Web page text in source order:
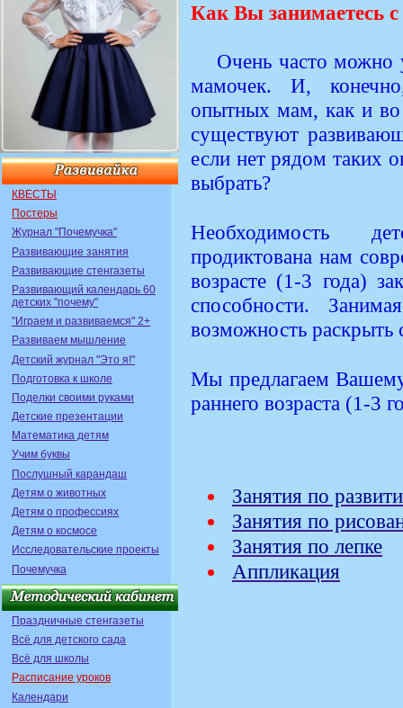
КВЕСТЫ
Постеры
Журнал "Почемучка"
Развивающие занятия
Развивающие стенгазеты
Развивающий календарь 60
детских "почему"
"Играем и развиваемся" 2+
Развиваем мышление
Детский журнал "Это я!"
Подготовка к школе
Поделки своими руками
Детские презентации
Математика детям
Учим буквы
Послушный карандаш
Детям о животных
Детям о профессиях
Детям о космосе
Исследовательские проекты
Почемучка
Праздничные стенгазеты
Всё для детского сада
Всё для школы
Расписание уроков
Календари
Как Вы занимаетесь
Очень часто можно
мамочек. И,
опытных мам, как и во
существуют
если нет рядом таких
выбрать?
Необходимость
продиктована нам
возрасте (1-3 года)
способности.
возможность раскрыть
Мы предлагаем
раннего возраста (1-3
Занятия по
Занятия по
Занятия по лепке
Аппликация